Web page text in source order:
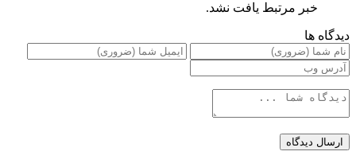
خبر مرتبط یافت نشد.
دیدگاه ها